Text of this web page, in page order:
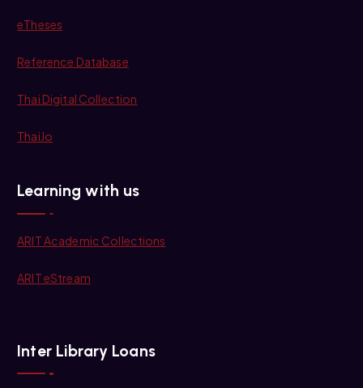
eTheses
Reference Database
Thai Digital Collection
ThaiJo
Learning with us
ARIT Academic Collections
ARIT eStream
Inter Library Loans